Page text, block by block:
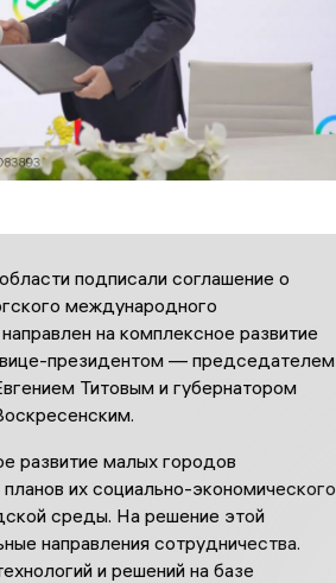
подписали соглашение о
международного
на комплексное развитие
президентом — председателем
Титовым и губернатором
развитие малых городов
их социально-экономического
среды. На решение этой
направления сотрудничества.
и решений на базе